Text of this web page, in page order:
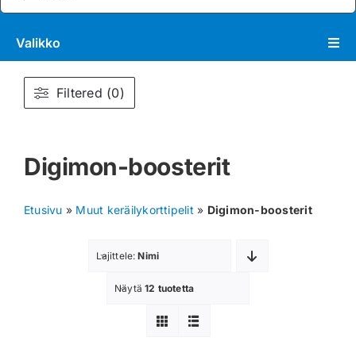
Valikko
Pokémon
Tarvikkeet
Digimon-boosterit
Etusivu » Muut keräilykorttipelit » Digimon-boosterit
Lajittele:Nimi
Näytä12 tuotetta
Filtered (0)